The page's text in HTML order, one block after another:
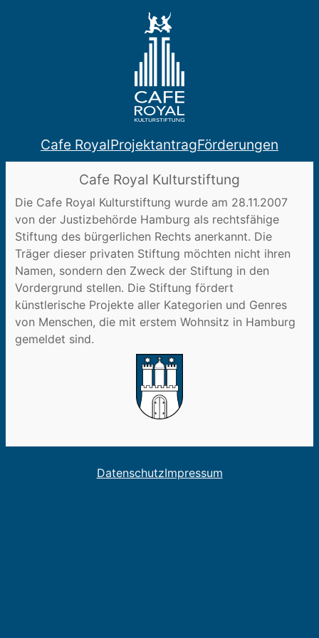
Cafe RoyalProjektantragFörderungen
Cafe Royal Kulturstiftung
Die Cafe Royal Kulturstiftung wurde am 28.11.2007
von der Justizbehörde Hamburg als rechtsfähige
Stiftung des bürgerlichen Rechts anerkannt. Die
Träger dieser privaten Stiftung möchten nicht ihren
Namen, sondern den Zweck der Stiftung in den
Vordergrund stellen. Die Stiftung fördert
künstlerische Projekte aller Kategorien und Genres
von Menschen, die mit erstem Wohnsitz in Hamburg
gemeldet sind.
DatenschutzImpressum